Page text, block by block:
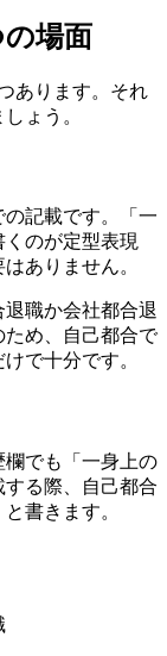
の場面
あります。それ
ょう。
記載です。「一
のが定型表現
ありません。
職か会社都合退
め、自己都合で
で十分です。
でも「一身上の
る際、自己都合
書きます。